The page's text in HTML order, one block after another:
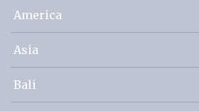
America
Asia
Bali